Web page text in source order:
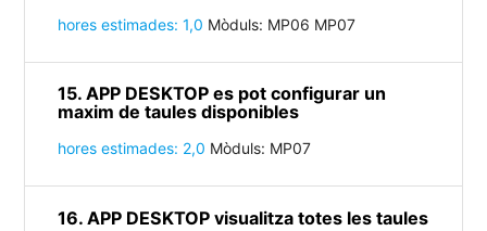
hores estimades: 1,0 Mòduls: MP06 MP07
15. APP DESKTOP es pot configurar un
maxim de taules disponibles
hores estimades: 2,0 Mòduls: MP07
16. APP DESKTOP visualitza totes les taules